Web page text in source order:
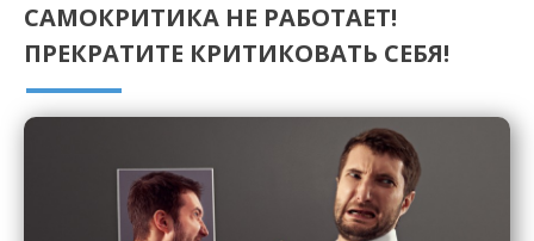
САМОКРИТИКА НЕ РАБОТАЕТ!
ПРЕКРАТИТЕ КРИТИКОВАТЬ СЕБЯ!